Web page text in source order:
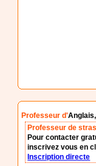
Professeur d'
Professeur de
Pour contacter
inscrivez vous en
Inscription directe